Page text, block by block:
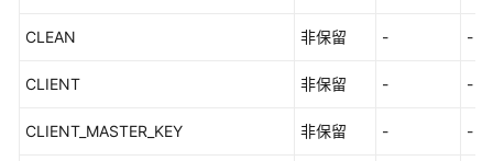
Compatibility
发
南
CLEAN 非保留 - -
CLIENT 非保留 - -
CLIENT_MASTER_KEY 非保留 - -